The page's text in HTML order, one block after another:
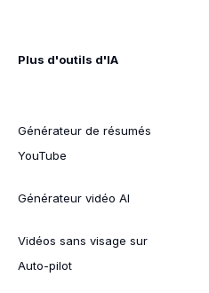
Plus d'outils d'IA
Générateur de résumés
YouTube
Générateur vidéo AI
Vidéos sans visage sur
Auto-pilot